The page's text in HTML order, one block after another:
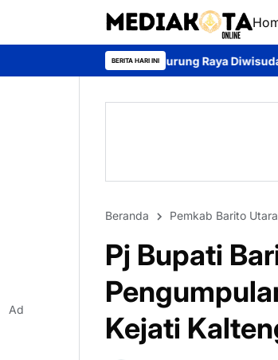
BERITA HARI INI
Murung Raya Diwisuda, Bukti Semangat Belajar
Beranda Pemkab Barito Utara
Pj Bupati
Kejati
Ad